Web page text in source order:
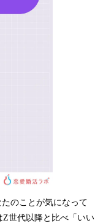
のことが気になって
世代以降と比べ「いい